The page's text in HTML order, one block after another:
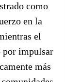
como
en la
el
por impulsar
más